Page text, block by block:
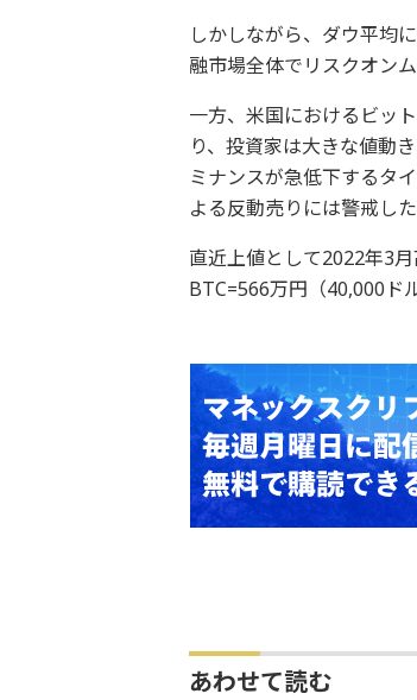
しかしながら、ダウ平均
融市場全体でリスクオン
一方、米国におけるビッ
り、投資家は大きな値動
ミナンスが急低下するタ
よる反動売りには警戒した
直近上値として2022年3
BTC=566万円（40,000ド
あわせて読む